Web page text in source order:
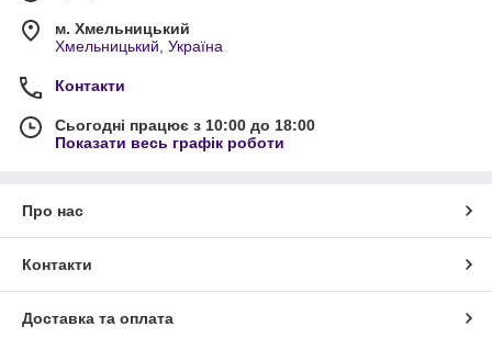
м. Хмельницький
Хмельницький, Україна
Контакти
Сьогодні працює з 10:00 до 18:00
Показати весь графік роботи
Про нас
Контакти
Доставка та оплата